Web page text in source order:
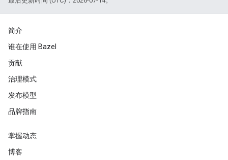
简介
谁在使用 Bazel
贡献
治理模式
发布模型
品牌指南
掌握动态
博客